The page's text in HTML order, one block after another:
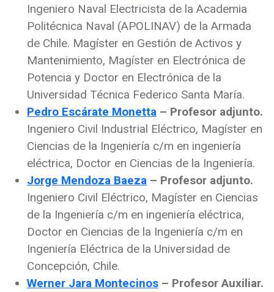
Ingeniero Naval Electricista de la Academia
Politécnica Naval (APOLINAV) de la Armada
de Chile. Magíster en Gestión de Activos y
Mantenimiento, Magíster en Electrónica de
Potencia y Doctor en Electrónica de la
Universidad Técnica Federico Santa María.
Pedro Escárate Monetta – Profesor adjunto.
Ingeniero Civil Industrial Eléctrico, Magíster en
Ciencias de la Ingeniería c/m en ingeniería
eléctrica, Doctor en Ciencias de la Ingeniería.
Jorge Mendoza Baeza – Profesor adjunto.
Ingeniero Civil Eléctrico, Magíster en Ciencias
de la Ingeniería c/m en ingeniería eléctrica,
Doctor en Ciencias de la Ingeniería c/m en
Ingeniería Eléctrica de la Universidad de
Concepción, Chile.
Werner Jara Montecinos – Profesor Auxiliar.